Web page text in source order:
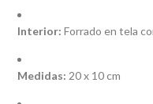
Interior: Forrado en tela
Medidas: 20 x 10 cm